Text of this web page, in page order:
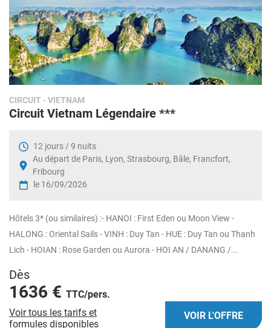
CIRCUIT - VIETNAM
Circuit Vietnam Légendaire ***
12 jours / 9 nuits
Au départ de Paris, Lyon, Strasbourg, Bâle, Francfort,
Fribourg
le 16/09/2026
Hôtels 3* (ou similaires) :- HANOI : First Eden ou Moon View -
HALONG : Oriental Sails - VINH : Duy Tan - HUE : Duy Tan ou Thanh
Lich - HOIAN : Rose Garden ou Aurora - HOI AN / DANANG /...
Dès
1636 € TTC/pers.
Voir tous les tarifs et
formules disponibles
VOIR L'OFFRE